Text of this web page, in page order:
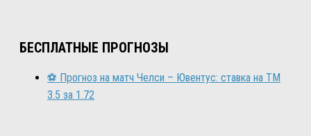
БЕСПЛАТНЫЕ ПРОГНОЗЫ
⚽ Прогноз на матч Челси – Ювентус: ставка на ТМ
3.5 за 1.72